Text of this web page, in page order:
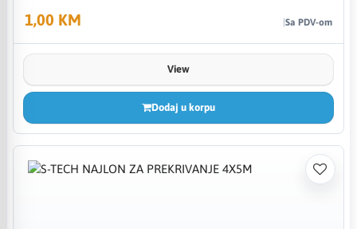
1,00 KM Sa PDV-om
View
Dodaj u korpu